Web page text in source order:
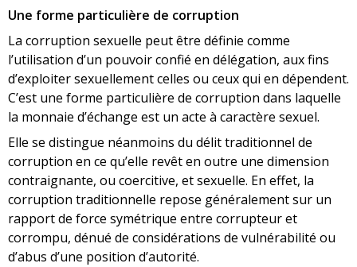
Une forme particulière de corruption
La corruption sexuelle peut être définie comme
l’utilisation d’un pouvoir confié en délégation, aux fins
d’exploiter sexuellement celles ou ceux qui en dépendent.
C’est une forme particulière de corruption dans laquelle
la monnaie d’échange est un acte à caractère sexuel.
Elle se distingue néanmoins du délit traditionnel de
corruption en ce qu’elle revêt en outre une dimension
contraignante, ou coercitive, et sexuelle. En effet, la
corruption traditionnelle repose généralement sur un
rapport de force symétrique entre corrupteur et
corrompu, dénué de considérations de vulnérabilité ou
d’abus d’une position d’autorité.